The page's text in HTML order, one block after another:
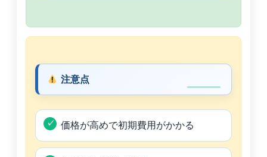
注意点
価格が高めで初期費用がかかる